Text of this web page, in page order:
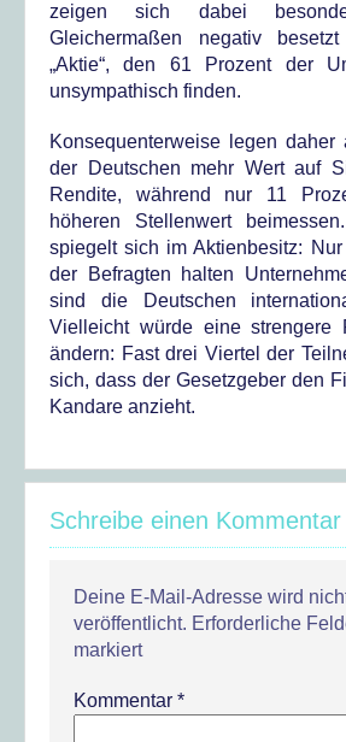
zeigen sich dabei
Gleichermaßen negativ
„Aktie“, den 61 Prozent der
unsympathisch finden.
Konsequenterweise legen daher
der Deutschen mehr Wert auf
Rendite, während nur 11
höheren Stellenwert
spiegelt sich im Aktienbesitz:
der Befragten halten
sind die Deutschen
Vielleicht würde eine strengere
ändern: Fast drei Viertel der
sich, dass der Gesetzgeber den
Kandare anzieht.
Schreibe einen Kommentar
Deine E-Mail-Adresse wird
veröffentlicht. Erforderliche
markiert
Kommentar *